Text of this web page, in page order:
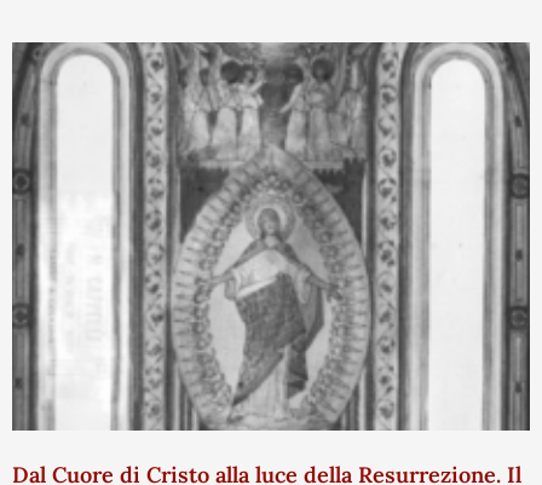
Dal Cuore di Cristo alla luce della Resurrezione. Il